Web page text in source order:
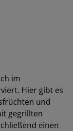
im
Hier gibt es
und
gegrillten
einen